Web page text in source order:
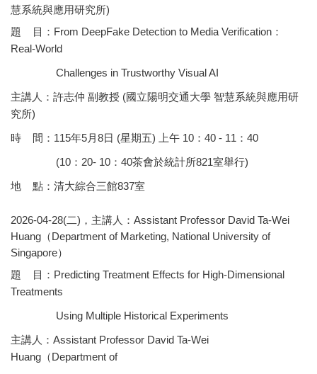
慧系統與應用研究所)
題 目：From DeepFake Detection to Media Verification：
Real-World
Challenges in Trustworthy Visual AI
主講人：許志仲 副教授 (國立陽明交通大學 智慧系統與應用研
究所)
時 間：115年5月8日 (星期五) 上午 10：40 - 11：40
(10：20- 10：40茶會於統計所821室舉行)
地 點：清大綜合三館837室
2026-04-28(二)，主講人：Assistant Professor David Ta-Wei
Huang（Department of Marketing, National University of
Singapore）
題 目：Predicting Treatment Effects for High-Dimensional
Treatments
Using Multiple Historical Experiments
主講人：Assistant Professor David Ta-Wei
Huang（Department of